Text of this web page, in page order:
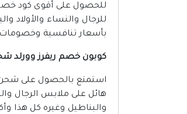
للرجال والنساء والأولاد
بأسعار تنافسية وخصومات
كوبون خصم ريفرز وورلد
استمتع بالحصول على شحن
هائل على ملابس الرجال
والبناطيل وغيره كل هذا